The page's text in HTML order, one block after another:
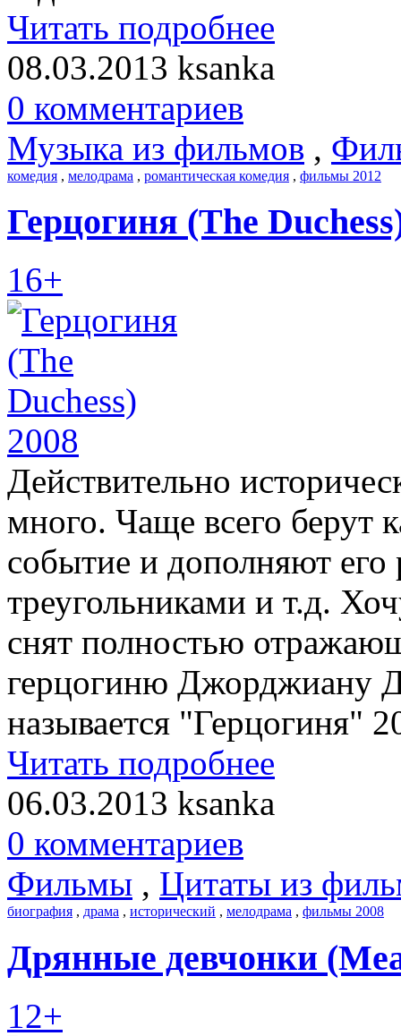
Читать подробнее
08.03.2013 ksanka
0 комментариев
Музыка из фильмов ,
комедия , мелодрама , романтическая комедия , фильмы 2012
Герцогиня (The
16+
Действительно
много. Чаще всего берут
событие и дополняют
треугольниками и т.д.
снят полностью
герцогиню Джорджиану
называется "Герцогиня"
Читать подробнее
06.03.2013 ksanka
0 комментариев
Фильмы , Цитаты из
биография , драма , исторический , мелодрама , фильмы 2008
Дрянные девчонки
12+